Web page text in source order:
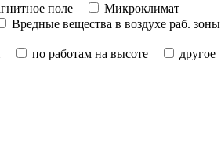
поле
Микроклимат
Вредные вещества в воздухе раб. зоны
по работам на высоте
другое